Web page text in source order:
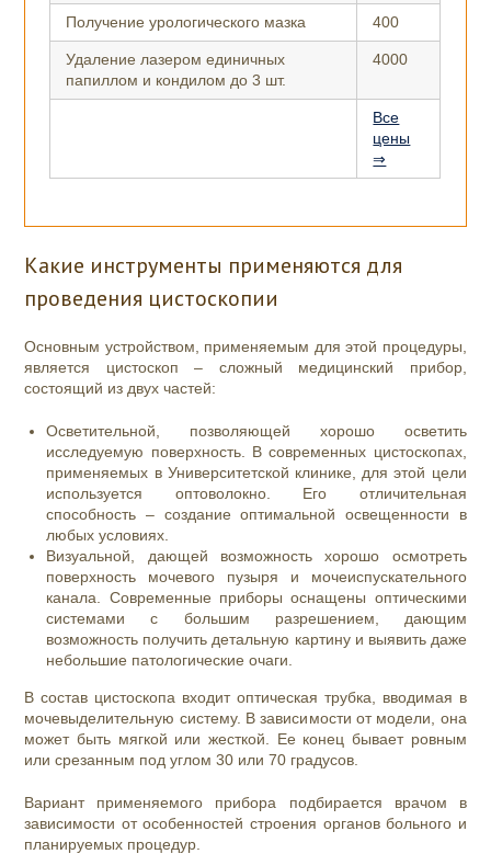
Получение урологического мазка 400
Удаление лазером единичных
папиллом и кондилом до 3 шт.
4000
Все
цены
⇒
Какие инструменты применяются для
проведения цистоскопии
Основным устройством, применяемым для этой процедуры,
является цистоскоп – сложный медицинский прибор,
состоящий из двух частей:
Осветительной, позволяющей хорошо осветить
исследуемую поверхность. В современных цистоскопах,
применяемых в Университетской клинике, для этой цели
используется оптоволокно. Его отличительная
способность – создание оптимальной освещенности в
любых условиях.
Визуальной, дающей возможность хорошо осмотреть
поверхность мочевого пузыря и мочеиспускательного
канала. Современные приборы оснащены оптическими
системами с большим разрешением, дающим
возможность получить детальную картину и выявить даже
небольшие патологические очаги.
В состав цистоскопа входит оптическая трубка, вводимая в
мочевыделительную систему. В зависимости от модели, она
может быть мягкой или жесткой. Ее конец бывает ровным
или срезанным под углом 30 или 70 градусов.
Вариант применяемого прибора подбирается врачом в
зависимости от особенностей строения органов больного и
планируемых процедур.